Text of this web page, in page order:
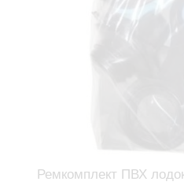
Ремкомплект ПВХ